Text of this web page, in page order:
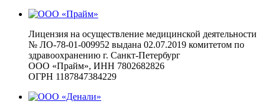
Лицензия на осуществление медицинской деятельности
№ ЛО-78-01-009952 выдана 02.07.2019 комитетом по
здравоохранению г. Санкт-Петербург
ООО «Прайм», ИНН 7802682826
ОГРН 1187847384229